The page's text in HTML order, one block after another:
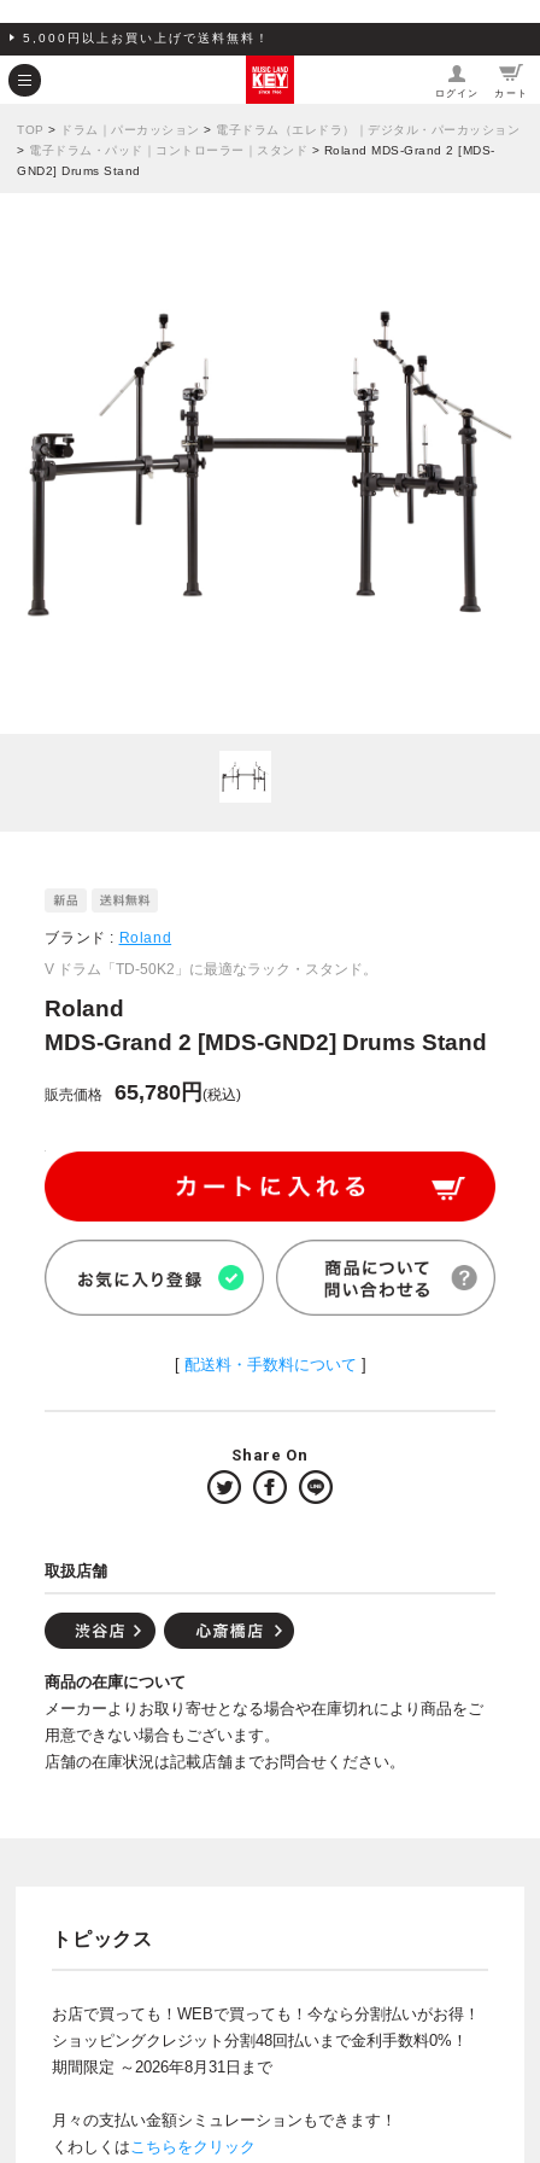
5,000円以上お買い上げで送料無料！
ログイン カート
TOP > ドラム｜パーカッション > 電子ドラム（エレドラ）｜デジタル・パーカッション
> 電子ドラム・パッド｜コントローラー｜スタンド > Roland MDS-Grand 2 [MDS-
GND2] Drums Stand
ブランド : Roland
V ドラム「TD-50K2」に最適なラック・スタンド。
Roland
MDS-Grand 2 [MDS-GND2] Drums Stand
販売価格 65,780円(税込)
[ 配送料・手数料について ]
Share On
取扱店舗
商品の在庫について
メーカーよりお取り寄せとなる場合や在庫切れにより商品をご
用意できない場合もございます。
店舗の在庫状況は記載店舗までお問合せください。
トピックス
お店で買っても！WEBで買っても！今なら分割払いがお得！
ショッピングクレジット分割48回払いまで金利手数料0%！
期間限定 ～2026年8月31日まで
月々の支払い金額シミュレーションもできます！
くわしくはこちらをクリック